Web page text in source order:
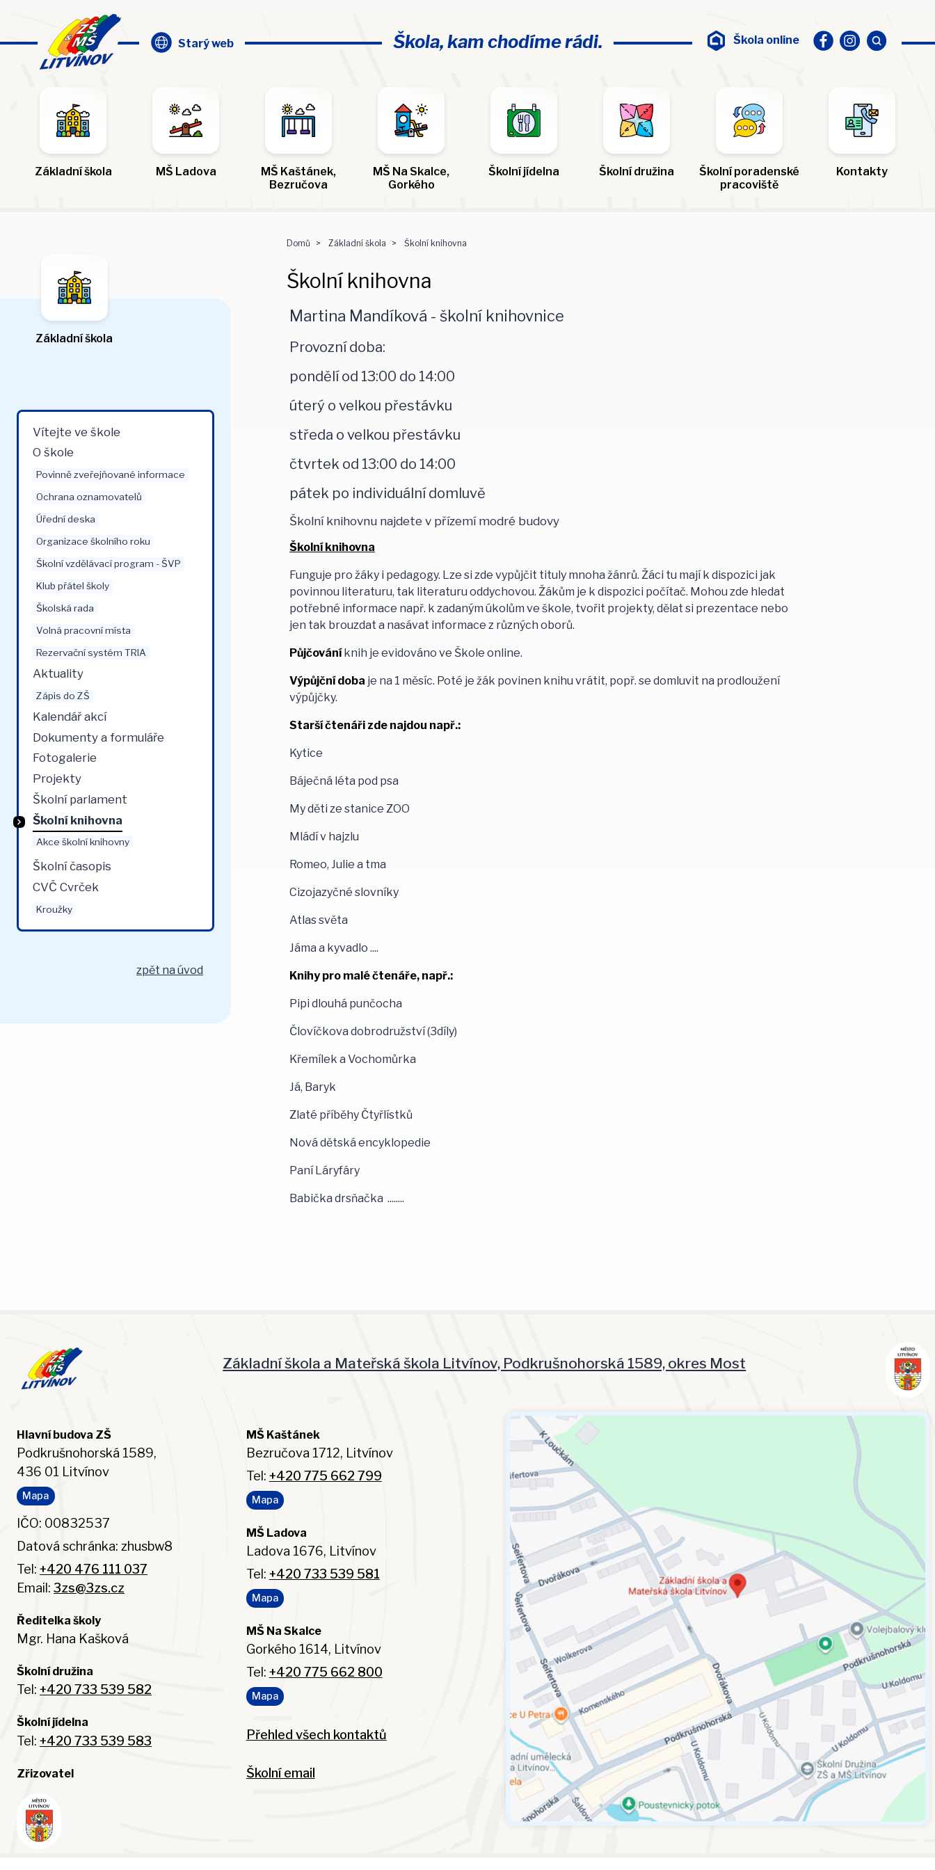
Starý web Škola, kam chodíme rádi. Škola online
Základní škola MŠ Ladova
MŠ Kaštánek,
Bezručova
MŠ Na Skalce,
Gorkého
Školní jídelna Školní družina
Školní poradenské
pracoviště
Kontakty
Základní škola
Vítejte ve škole
O škole
Povinně zveřejňované informace
Ochrana oznamovatelů
Úřední deska
Organizace školního roku
Školní vzdělávací program - ŠVP
Klub přátel školy
Školská rada
Volná pracovní místa
Rezervační systém TRIA
Aktuality
Zápis do ZŠ
Kalendář akcí
Dokumenty a formuláře
Fotogalerie
Projekty
Školní parlament
Školní knihovna
Akce školní knihovny
Školní časopis
CVČ Cvrček
Kroužky
zpět na úvod
Domů Základní škola Školní knihovna
Školní knihovna
Martina Mandíková - školní knihovnice
Provozní doba:
pondělí od 13:00 do 14:00
úterý o velkou přestávku
středa o velkou přestávku
čtvrtek od 13:00 do 14:00
pátek po individuální domluvě
Školní knihovnu najdete v přízemí modré budovy
Školní knihovna
Funguje pro žáky i pedagogy. Lze si zde vypůjčit tituly mnoha žánrů. Žáci tu mají k dispozici jak
povinnou literaturu, tak literaturu oddychovou. Žákům je k dispozici počítač. Mohou zde hledat
potřebné informace např. k zadaným úkolům ve škole, tvořit projekty, dělat si prezentace nebo
jen tak brouzdat a nasávat informace z různých oborů.
Půjčováníknih je evidováno ve Škole online.
Výpůjční doba je na 1 měsíc. Poté je žák povinen knihu vrátit, popř. se domluvit na prodloužení
výpůjčky.
Starší čtenáři zde najdou např.:
Kytice
Báječná léta pod psa
My děti ze stanice ZOO
Mládí v hajzlu
Romeo, Julie a tma
Cizojazyčné slovníky
Atlas světa
Jáma a kyvadlo ....
Knihy pro malé čtenáře, např.:
Pipi dlouhá punčocha
Človíčkova dobrodružství (3díly)
Křemílek a Vochomůrka
Já, Baryk
Zlaté příběhy Čtyřlístků
Nová dětská encyklopedie
Paní Láryfáry
Babička drsňačka ........
Základní škola a Mateřská škola Litvínov, Podkrušnohorská 1589, okres Most
Hlavní budova ZŠ
Podkrušnohorská 1589,
436 01 Litvínov
Mapa
IČO: 00832537
Datová schránka: zhusbw8
Tel: +420 476 111 037
Email: 3zs@3zs.cz
Ředitelka školy
Mgr. Hana Kašková
Školní družina
Tel: +420 733 539 582
Školní jídelna
Tel: +420 733 539 583
Zřizovatel
MŠ Kaštánek
Bezručova 1712, Litvínov
Tel: +420 775 662 799
Mapa
MŠ Ladova
Ladova 1676, Litvínov
Tel: +420 733 539 581
Mapa
MŠ Na Skalce
Gorkého 1614, Litvínov
Tel: +420 775 662 800
Mapa
Přehled všech kontaktů
Školní email